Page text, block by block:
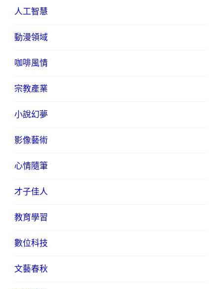
人工智慧
動漫領域
咖啡風情
宗教產業
小說幻夢
影像藝術
心情隨筆
才子佳人
教育學習
數位科技
文藝春秋